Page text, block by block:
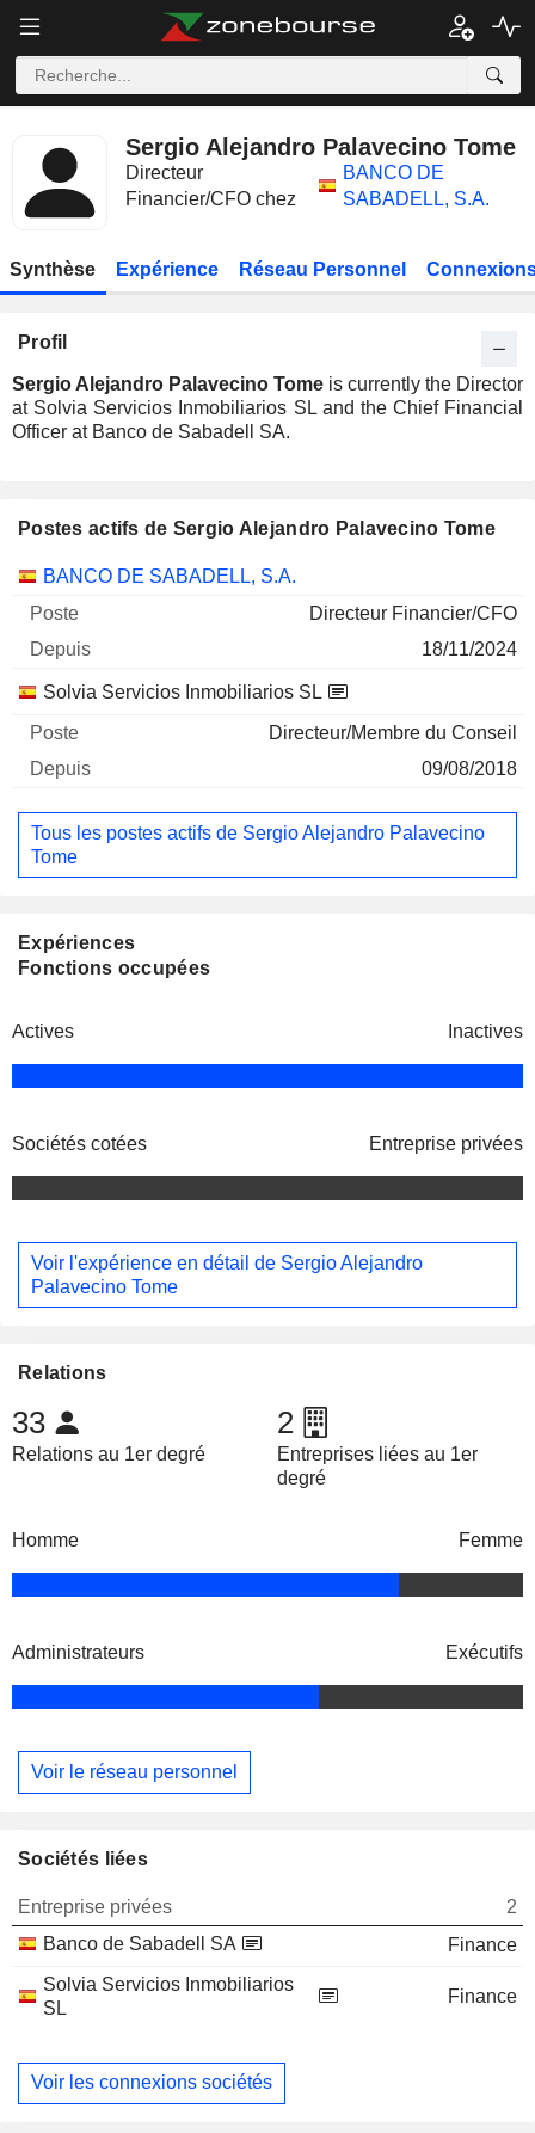
Sergio Alejandro Palavecino Tome
Directeur
Financier/CFO chez
BANCO DE
SABADELL, S.A.
Synthèse Expérience Réseau Personnel
Profil
Sergio Alejandro Palavecino Tome is currently the Director
at Solvia Servicios Inmobiliarios SL and the Chief Financial
Officer at Banco de Sabadell SA.
Postes actifs de Sergio Alejandro Palavecino Tome
Sociétés Poste Début
BANCO DE SABADELL, S.A.
Directeur Financier/CFO
18/11/2024
Solvia Servicios Inmobiliarios SL
Directeur/Membre du Conseil
09/08/2018
Tous les postes actifs de Sergio Alejandro Palavecino
Tome
Expériences
Fonctions occupées
Actives Inactives
Sociétés cotées Entreprise privées
Voir l'expérience en détail de Sergio Alejandro
Palavecino Tome
Relations
33
Relations au 1er degré
2
Entreprises liées au 1er
degré
Homme Femme
Administrateurs Exécutifs
Voir le réseau personnel
Sociétés liées
Entreprise privées
2
Banco de Sabadell SA
Finance
Solvia Servicios Inmobiliarios
SL
Finance
Voir les connexions sociétés